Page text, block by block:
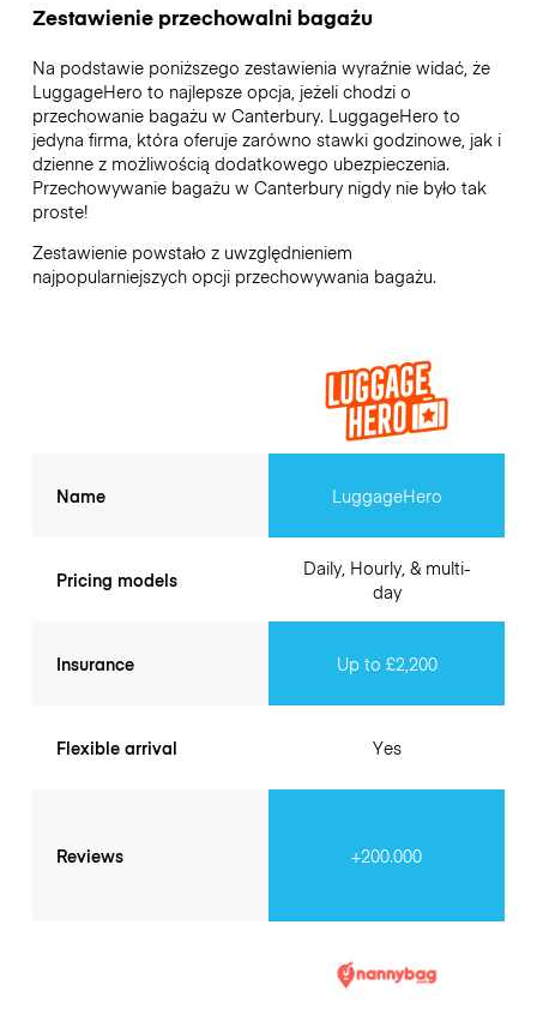
Zestawienie przechowalni bagażu
Na podstawie poniższego zestawienia wyraźnie widać, że
LuggageHero to najlepsze opcja, jeżeli chodzi o
przechowanie bagażu w Canterbury. LuggageHero to
jedyna firma, która oferuje zarówno stawki godzinowe, jak i
dzienne z możliwością dodatkowego ubezpieczenia.
Przechowywanie bagażu w Canterburynigdy nie było tak
proste!
Zestawienie powstało z uwzględnieniem
najpopularniejszych opcji przechowywania bagażu.
Name
Pricing models
Insurance
Flexible arrival
Reviews
LuggageHero
Daily, Hourly, & multi-
day
Up to £2,200
Yes
+200.000